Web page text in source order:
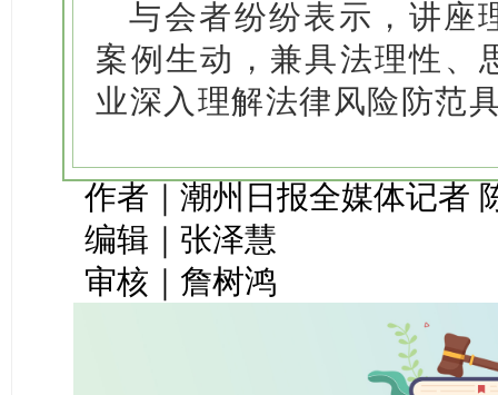
与会者纷纷表示，讲座
案例生动，兼具法理性、
业深入理解法律风险防范
作者｜潮州日报全媒体记者
编辑｜张泽慧
审核｜詹树鸿